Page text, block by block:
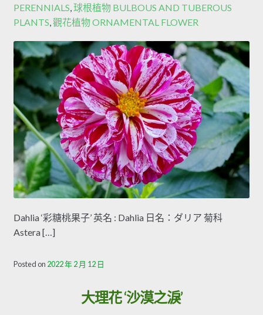
PERENNIALS,球根植物 BULBOUS AND TUBEROUS
PLANTS,觀花植物 ORNAMENTAL FLOWER
Dahlia ‘彩糖桃果子’ 英名 : Dahlia 日名：ダリア 菊科
Astera […]
Posted on 2022 年 2 月 12 日
大理花 ‘沙漠之淚’